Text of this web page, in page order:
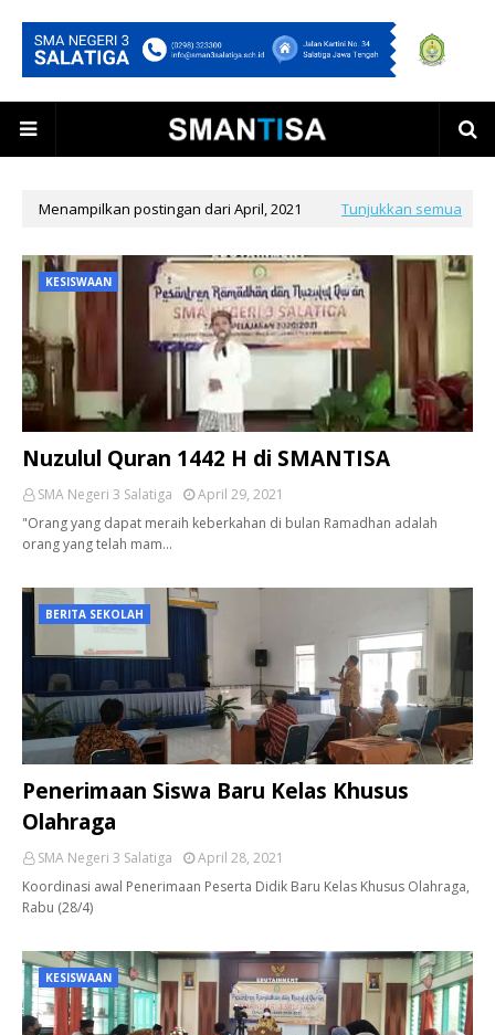
Menampilkan postingan dari April, 2021 Tunjukkan semua
KESISWAAN
Nuzulul Quran 1442 H di SMANTISA
SMA Negeri 3 Salatiga
April 29, 2021
"Orang yang dapat meraih keberkahan di bulan Ramadhan adalah
orang yang telah mam…
BERITA SEKOLAH
Penerimaan Siswa Baru Kelas Khusus
Olahraga
SMA Negeri 3 Salatiga
April 28, 2021
Koordinasi awal Penerimaan Peserta Didik Baru Kelas Khusus Olahraga,
Rabu (28/4)
KESISWAAN